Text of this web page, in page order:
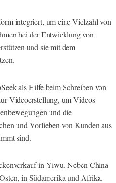
integriert, um eine Vielzahl von
bei der Entwicklung von
und sie mit dem
als Hilfe beim Schreiben von
Videoerstellung, um Videos
und die
und Vorlieben von Kunden aus
sind.
in Yiwu. Neben China
in Südamerika und Afrika.